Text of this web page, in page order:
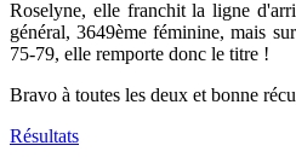
Roselyne, elle franchit la ligne
général, 3649ème féminine, mais
75-79, elle remporte donc le titre !
Bravo à toutes les deux et bonne
Résultats